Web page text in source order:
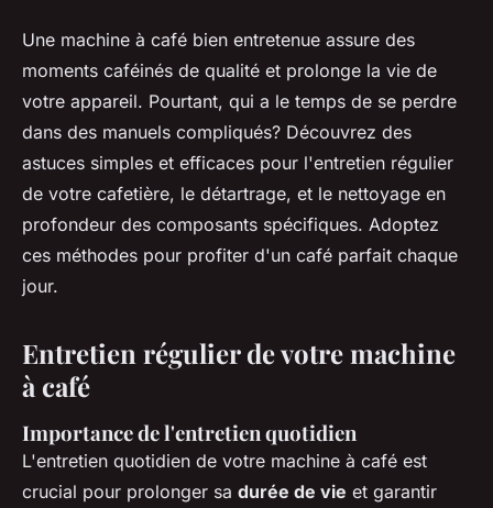
Découvrez comment
entretenir votre machine à
café / cafetière
Tom•21 août 2024•5 min de lecture
Une machine à café bien entretenue assure des
moments caféinés de qualité et prolonge la vie de
votre appareil. Pourtant, qui a le temps de se perdre
dans des manuels compliqués? Découvrez des
astuces simples et efficaces pour l'entretien régulier
de votre cafetière, le détartrage, et le nettoyage en
profondeur des composants spécifiques. Adoptez
ces méthodes pour profiter d'un café parfait chaque
jour.
Entretien régulier de votre machine
à café
Importance de l'entretien quotidien
L'entretien quotidien de votre machine à café est
crucial pour prolonger sa durée de vie et garantir